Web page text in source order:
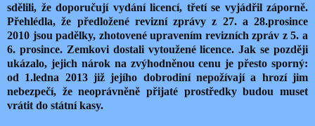
sdělili, že doporučují vydání licencí, třetí se vyjádřil záporně.
Přehlédla, že předložené revizní zprávy z 27. a 28.prosince
2010 jsou padělky, zhotovené upravením revizních zpráv z 5. a
6. prosince. Zemkovi dostali vytoužené licence. Jak se později
ukázalo, jejich nárok na zvýhodněnou cenu je přesto sporný:
od 1.ledna 2013 již jejího dobrodiní nepožívají a hrozí jim
nebezpečí, že neoprávněně přijaté prostředky budou muset
vrátit do státní kasy.